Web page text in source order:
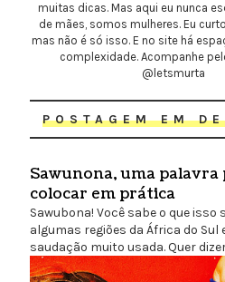
muitas dicas. Mas aqui eu nunca
de mães, somos mulheres. Eu
mas não é só isso. E no site há
complexidade. Acompanhe
@letsmurta
POSTAGEM EM
Sawunona, uma palavra
colocar em prática
Sawubona! Você sabe o que isso
algumas regiões da África do Sul
saudação muito usada. Quer